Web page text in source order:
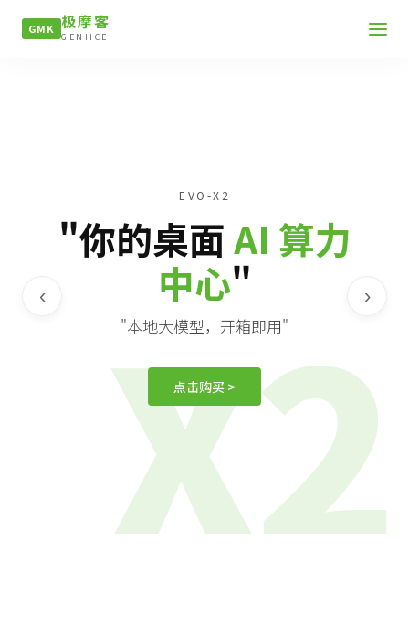
GMK 极摩客
GENIICE
X2
EVO-X2
"你的桌面AI 算力
中心"
"本地大模型，开箱即用"
点击购买 >
‹ ›